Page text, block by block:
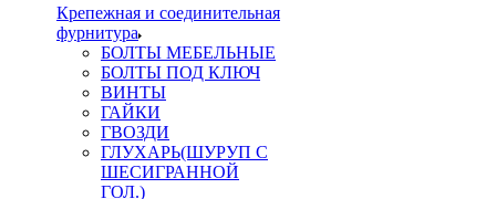
Крепежная и соединительная
фурнитура
БОЛТЫ МЕБЕЛЬНЫЕ
БОЛТЫ ПОД КЛЮЧ
ВИНТЫ
ГАЙКИ
ГВОЗДИ
ГЛУХАРЬ(ШУРУП С
ШЕСИГРАННОЙ
ГОЛ.)